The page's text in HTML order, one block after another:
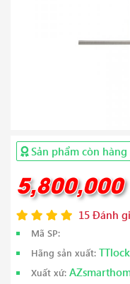
Sản phẩm còn hàng
15 Đánh
Mã SP:
Hãng sản xuất: TTlock
Xuất xứ: